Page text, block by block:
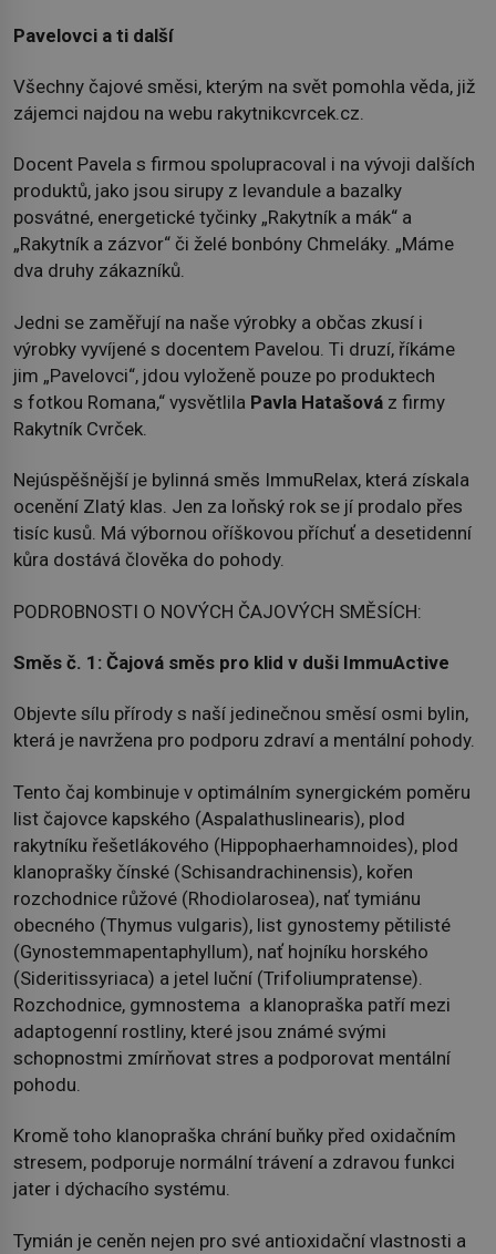
Pavelovci a ti další
Všechny čajové směsi, kterým na svět pomohla věda, již
zájemci najdou na webu rakytnikcvrcek.cz.
Docent Pavela s firmou spolupracoval i na vývoji dalších
produktů, jako jsou sirupy z levandule a bazalky
posvátné, energetické tyčinky „Rakytník a mák“ a
„Rakytník a zázvor“ či želé bonbóny Chmeláky. „Máme
dva druhy zákazníků.
Jedni se zaměřují na naše výrobky a občas zkusí i
výrobky vyvíjené s docentem Pavelou. Ti druzí, říkáme
jim „Pavelovci“, jdou vyloženě pouze po produktech
s fotkou Romana,“ vysvětlila Pavla Hatašová z firmy
Rakytník Cvrček.
Nejúspěšnější je bylinná směs ImmuRelax, která získala
ocenění Zlatý klas. Jen za loňský rok se jí prodalo přes
tisíc kusů. Má výbornou oříškovou příchuť a desetidenní
kůra dostává člověka do pohody.
PODROBNOSTI O NOVÝCH ČAJOVÝCH SMĚSÍCH:
Směs č. 1: Čajová směs pro klid v duši ImmuActive
Objevte sílu přírody s naší jedinečnou směsí osmi bylin,
která je navržena pro podporu zdraví a mentální pohody.
Tento čaj kombinuje v optimálním synergickém poměru
list čajovce kapského (Aspalathuslinearis), plod
rakytníku řešetlákového (Hippophaerhamnoides), plod
klanoprašky čínské (Schisandrachinensis), kořen
rozchodnice růžové (Rhodiolarosea), nať tymiánu
obecného (Thymus vulgaris), list gynostemy pětilisté
(Gynostemmapentaphyllum), nať hojníku horského
(Sideritissyriaca) a jetel luční (Trifoliumpratense).
Rozchodnice, gymnostema a klanopraška patří mezi
adaptogenní rostliny, které jsou známé svými
schopnostmi zmírňovat stres a podporovat mentální
pohodu.
Kromě toho klanopraška chrání buňky před oxidačním
stresem, podporuje normální trávení a zdravou funkci
jater i dýchacího systému.
Tymián je ceněn nejen pro své antioxidační vlastnosti a